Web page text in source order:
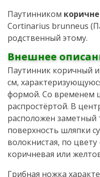
Паутинником
Cortinarius brunneus
родственный этому.
Внешнее
Паутинник коричный
см,
формой. Со временем
распростёртой. В
расположен заметный
поверхность шляпки
волокнистая, по
коричневая или
Грибная ножка